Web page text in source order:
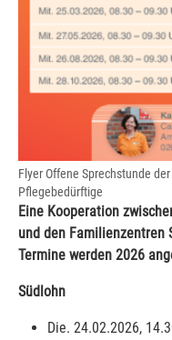
Flyer Offene Sprechstunde
Pflegebedürftige
Eine Kooperation
und den Familienzentren
Termine werden 2026
Südlohn
Die. 24.02.2026,